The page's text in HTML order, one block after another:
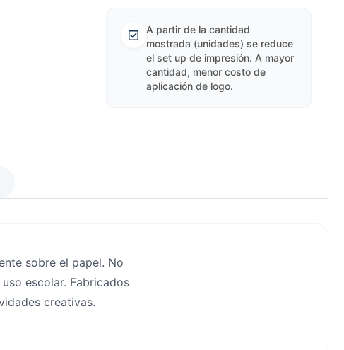
A partir de la cantidad
mostrada (unidades) se reduce
el set up de impresión. A mayor
cantidad, menor costo de
aplicación de logo.
sobre el papel. No
escolar. Fabricados
creativas.